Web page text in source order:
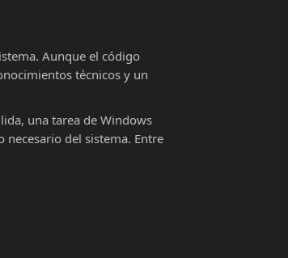
Aunque el código
técnicos y un
una tarea de Windows
del sistema. Entre